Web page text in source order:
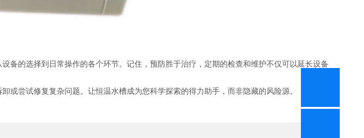
的选择到日常操作的各个环节。记住，预防胜于治疗，定期的检查和维护不仅可以延长设备
尝试修复复杂问题。让恒温水槽成为您科学探索的得力助手，而非隐藏的风险源。